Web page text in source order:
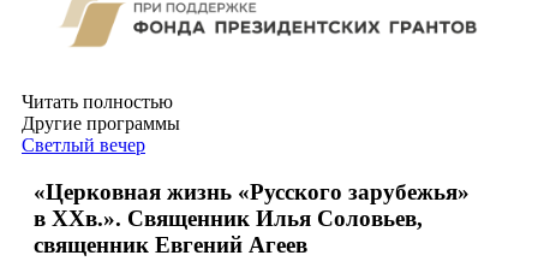
Читать полностью
Другие программы
Светлый вечер
«Церковная жизнь «Русского зарубежья»
в ХХв.». Священник Илья Соловьев,
священник Евгений Агеев